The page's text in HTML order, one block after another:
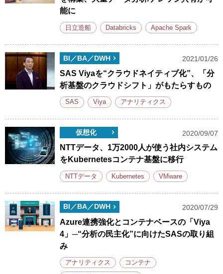
能に
日立造船 Databricks Apache Spark
BI／BA／DWH 2021/01/26
SAS Viyaを“クラウドネイティブ化”、「分
析基盤のクラウドシフト」がもたらすもの
SAS Viya アナリティクス
仮想化 2020/09/07
NTTデータ、1万2000人が使う社内システム
をKubernetesコンテナ基盤に移行
NTTデータ Kubernetes VMware
BI／BA／DWH 2020/07/29
Azure連携強化とコンテナベースの「Viya
4」─“分析の民主化”に向けたSASの取り組
み
アナリティクス コンテナ